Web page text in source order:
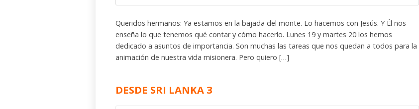
Queridos hermanos: Ya estamos en la bajada del monte. Lo hacemos con Jesús. Y Él nos
enseña lo que tenemos qué contar y cómo hacerlo. Lunes 19 y martes 20 los hemos
dedicado a asuntos de importancia. Son muchas las tareas que nos quedan a todos para la
animación de nuestra vida misionera. Pero quiero […]
DESDE SRI LANKA 3